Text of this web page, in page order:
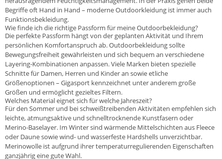
Begriffe oft Hand in Hand – moderne Outdoorkleidung ist immer auch
Funktionsbekleidung.
Wie finde ich die richtige Passform für meine Outdoorbekleidung?
Die perfekte Passform hängt von der geplanten Aktivität und Ihrem
persönlichen Komfortanspruch ab. Outdoorbekleidung sollte
Bewegungsfreiheit gewährleisten und sich bequem an verschiedene
Layering-Kombinationen anpassen. Viele Marken bieten spezielle
Schnitte für Damen, Herren und Kinder an sowie etliche
Größenoptionen – Gigasport kennzeichnet unter anderem große
Größen und ermöglicht gezieltes Filtern.
Welches Material eignet sich für welche Jahreszeit?
Für den Sommer und bei schweißtreibenden Aktivitäten empfehlen sich
leichte, atmungsaktive und schnelltrocknende Kunstfasern oder
Merino-Baselayer. Im Winter sind wärmende Mittelschichten aus Fleece
oder Daune sowie wind- und wasserfeste Hardshells unverzichtbar.
Merinowolle ist aufgrund ihrer temperaturregulierenden Eigenschaften
ganzjährig eine gute Wahl.